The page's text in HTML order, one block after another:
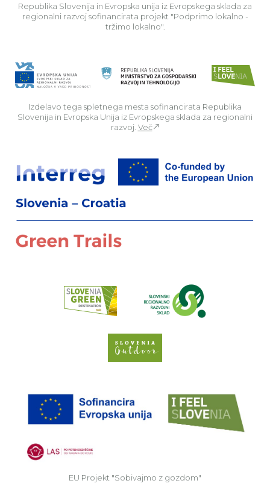
Republika Slovenija in Evropska unija iz Evropskega sklada za
regionalni razvoj sofinancirata projekt "Podprimo lokalno -
tržimo lokalno".
Izdelavo tega spletnega mesta sofinancirata Republika
Slovenija in Evropska Unija iz Evropskega sklada za regionalni
razvoj. Več
EU Projekt "Sobivajmo z gozdom"